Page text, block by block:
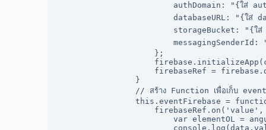
authDomain: "{ใส่
databaseURL: "{ใส่
storageBucket: "{ใ
messagingSenderId:
                    };
firebaseRef =
                }
// สร้าง Function เพื่อเก็บ
this.eventFirebase =
var elementOL =